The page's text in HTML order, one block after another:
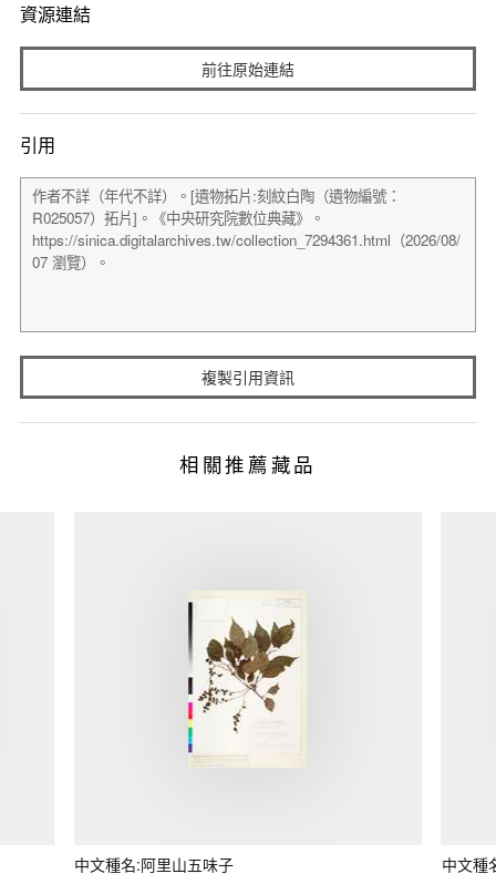
資源連結
前往原始連結
引用
複製引用資訊
相關推薦藏品
中文種名:阿里山五味子 中文種